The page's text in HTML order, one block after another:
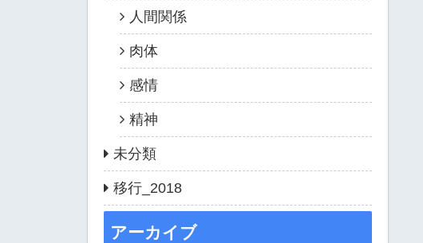
人間関係
肉体
感情
精神
未分類
移行_2018
アーカイブ